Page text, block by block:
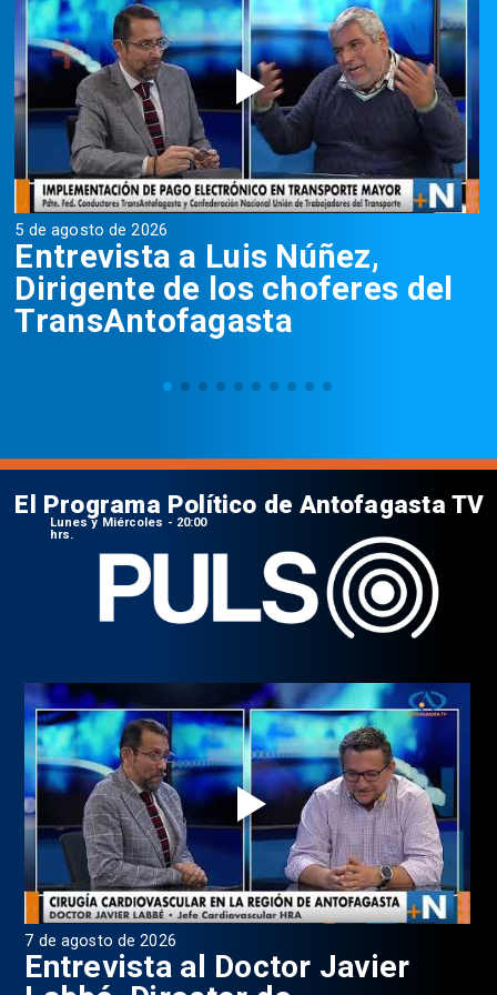
5 de agosto de 2026
Entrevista a Luis Núñez,
Dirigente de los choferes del
TransAntofagasta
7 de agosto de 2026
Entrevista al Doctor Javier
El Programa Político de Antofagasta TV
Lunes y Miércoles - 20:00
hrs.